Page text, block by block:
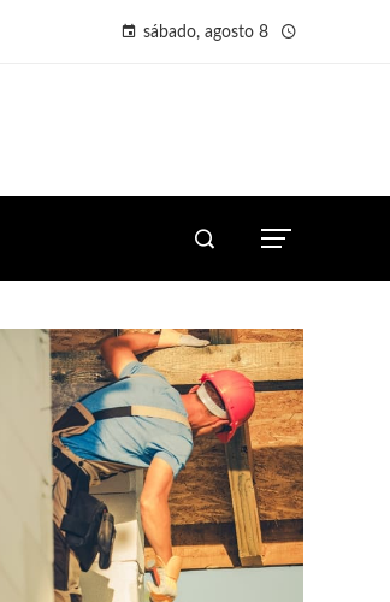
sábado, agosto 8